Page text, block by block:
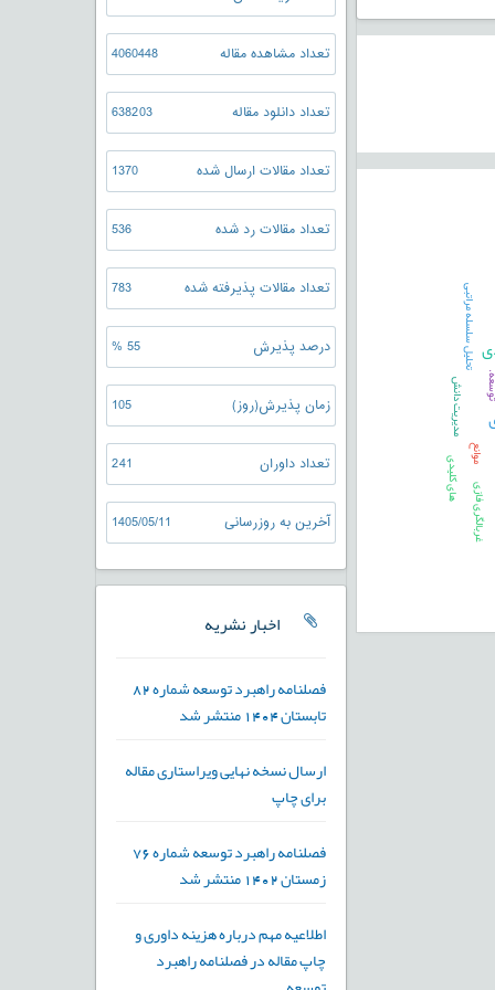
توسعه.
های کلیدی
مدیریت دانش
غربالگری فازی
تحلیل سلسله مراتبی
موانع
تعداد مشاهده مقاله 4060448
تعداد دانلود مقاله 638203
تعداد مقالات ارسال شده 1370
تعداد مقالات رد شده 536
تعداد مقالات پذیرفته شده 783
درصد پذیرش 55 %
زمان پذیرش(روز) 105
تعداد داوران 241
آخرین به روزرسانی 1405/05/11
اخبار نشریه
فصلنامه راهبرد توسعه شماره 82
تابستان 1404 منتشر شد
ارسال نسخه نهایی ویراستاری مقاله
برای چاپ
فصلنامه راهبرد توسعه شماره 76
زمستان 1402 منتشر شد
اطلاعیه مهم درباره هزینه داوری و
چاپ مقاله در فصلنامه راهبرد